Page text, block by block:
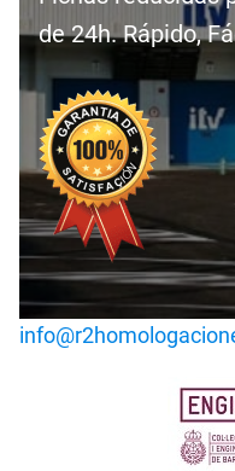
de 24h. Rápido,